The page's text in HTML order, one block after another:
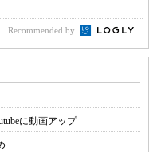
Recommended by
に動画アップ